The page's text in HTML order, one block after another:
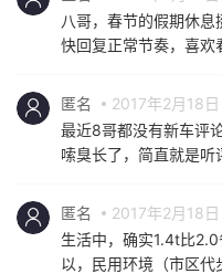
八哥，春节的假期休
快回复正常节奏，喜欢
匿名
2017年2月18
最近8哥都没有新车评
嗦臭长了，简直就是听
匿名
2017年2月18
生活中，确实1.4t比
以，民用环境（市区